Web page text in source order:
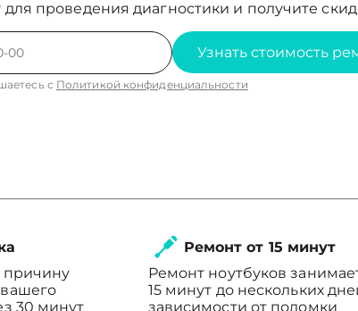
для проведения диагностики и получите
Узнать стоимость
с Политикой конфиденциальности
причину
30 минут
Ремонт от 15 минут
Ремонт ноутбуков
15 минут до нескольких
зависимости от поломки